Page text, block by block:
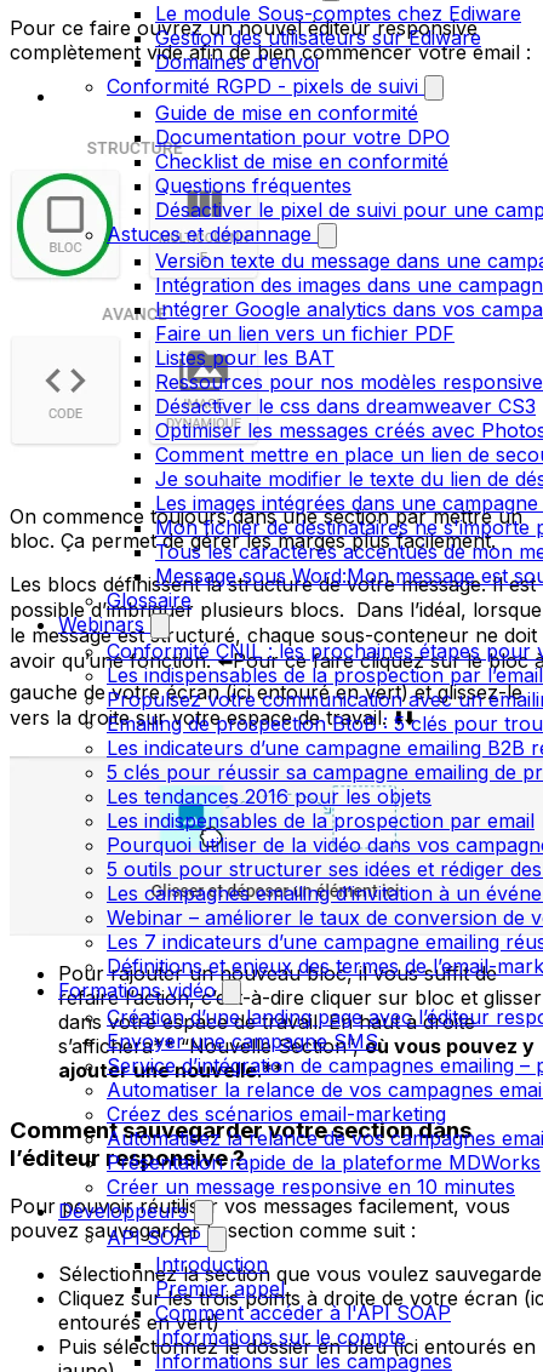
Le module Sous-comptes chez Ediware
Gestion des utilisateurs sur Ediware
Domaines d'envoi
Conformité RGPD - pixels de suivi
Guide de mise en conformité
Documentation pour votre DPO
Checklist de mise en conformité
Questions fréquentes
Désactiver le pixel de suivi pour une
Astuces et dépannage
Version texte du message dans une
Intégration des images dans une
Intégrer Google analytics dans vos
Faire un lien vers un fichier PDF
Listes pour les BAT
Ressources pour nos modèles
Désactiver le css dans dreamweaver CS3
Optimiser les messages créés avec
Comment mettre en place un lien de
Je souhaite modifier le texte du lien de
Les images intégrées dans une
Mon fichier de destinataires ne s'importe
Tous les caractères accentués de mon
Message sous Word:Mon message est
Glossaire
Webinars
Conformité CNIL : les prochaines étapes pour
Les indispensables de la prospection par
Propulsez votre communication avec un
Emailing de prospection BtoB : 5 clés pour
Les indicateurs d’une campagne emailing B2B
5 clés pour réussir sa campagne emailing de
Les tendances 2016 pour les objets
Les indispensables de la prospection par email
Pourquoi utiliser de la vidéo dans vos
5 outils pour structurer ses idées et rédiger
Les campagnes emailing d’invitation à un
Webinar – améliorer le taux de conversion de
Les 7 indicateurs d’une campagne emailing
Définitions et enjeux des termes de l’email-
Formations vidéo
Création d’une landing page avec l’éditeur
Envoyer une campagne SMS
Service d’intégration de campagnes emailing –
Automatiser la relance de vos campagnes
Créez des scénarios email-marketing
Automatisez la relance de vos campagnes
Présentation rapide de la plateforme MDWorks
Créer un message responsive en 10 minutes
Développeurs
API SOAP
Introduction
Premier appel
Comment accéder à l'API SOAP
Informations sur le compte
Informations sur les campagnes
Pour ce faire ouvrez un nouvel éditeur responsive
complètement vide afin de bien commencer votre email :
On commence toujours dans une section par mettre un
bloc. Ça permet de gérer les marges plus facilement.
Les blocs définissent la structure de votre message. Il est
possible d’imbriquer plusieurs blocs. Dans l’idéal, lorsque
le message est structuré, chaque sous-conteneur ne doit
avoir qu’une fonction. ⬅️Pour ce faire cliquez sur le bloc
gauche de votre écran (ici entouré en vert) et glissez-le
vers la droite sur votre espace de travail. ⬇️⬇️
Pour rajouter un nouveau bloc, il vous suffit de
refaire l’action, c’est-à-dire cliquer sur bloc et glisser
dans votre espace de travail. En haut à droite
s’affichera** “Nouvelle Section”,où vous pouvez y
ajouter une nouvelle.**
Comment sauvegarder votre section dans
l’éditeur responsive ?
Pour pouvoir réutiliser vos messages facilement, vous
pouvez sauvegarder la section comme suit :
Sélectionnez la section que vous voulez
Cliquez sur les trois points à droite de votre écran
entourés en vert)
Puis sélectionnez le dossier en bleu (ici entourés en